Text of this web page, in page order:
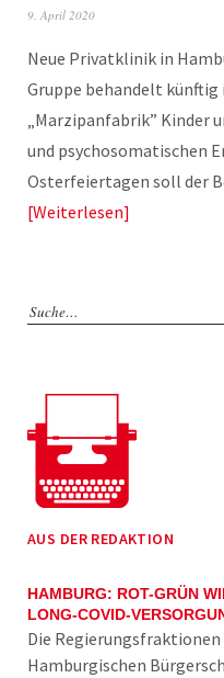
9. April 2020
Neue Privatklinik in
Gruppe behandelt
„Marzipanfabrik” Kinder
und psychosomatischen
Osterfeiertagen soll der
Weiterlesen
AUS DER REDAKTION
HAMBURG: ROT-GRÜN
LONG-COVID-
Die Regierungsfraktionen
Hamburgischen